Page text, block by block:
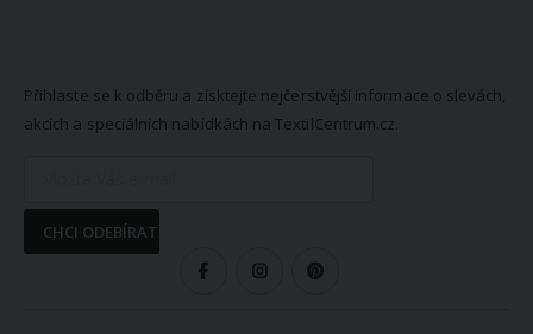
Přihlaste se k odběru a získtejte nejčerstvější informace o slevách,
akcích a speciálních nabídkách na TextilCentrum.cz.
CHCI ODEBÍRAT